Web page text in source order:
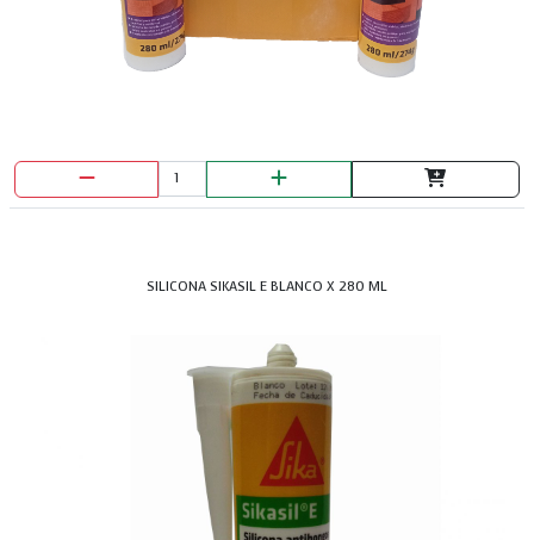
SILICONA SIKASIL E BLANCO X 280 ML